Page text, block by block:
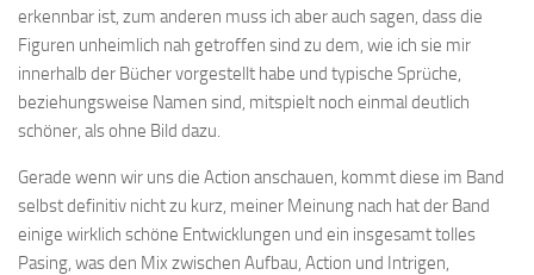
erkennbar ist, zum anderen muss ich aber auch sagen, dass die
Figuren unheimlich nah getroffen sind zu dem, wie ich sie mir
innerhalb der Bücher vorgestellt habe und typische Sprüche,
beziehungsweise Namen sind, mitspielt noch einmal deutlich
schöner, als ohne Bild dazu.
Gerade wenn wir uns die Action anschauen, kommt diese im Band
selbst definitiv nicht zu kurz, meiner Meinung nach hat der Band
einige wirklich schöne Entwicklungen und ein insgesamt tolles
Pasing, was den Mix zwischen Aufbau, Action und Intrigen,